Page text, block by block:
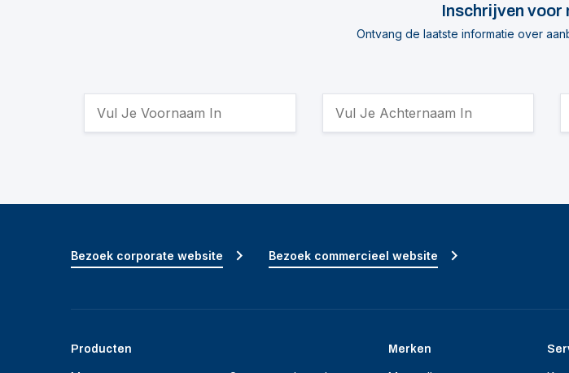
Inschrijven voor
Ontvang de laatste informatie over
Producten Merken
Bezoek corporate website Bezoek commercieel website